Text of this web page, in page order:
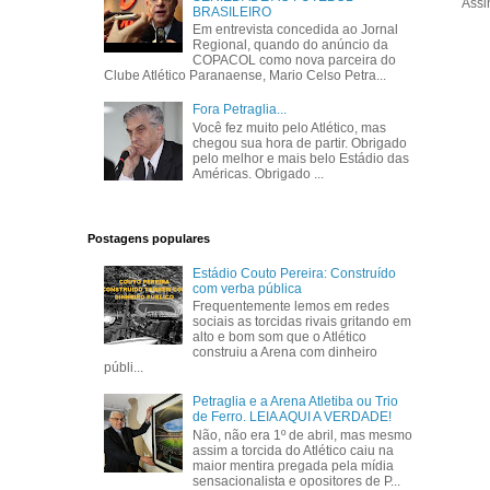
BRASILEIRO
Em entrevista concedida ao Jornal
Regional, quando do anúncio da
COPACOL como nova parceira do
Clube Atlético Paranaense, Mario Celso Petra...
Fora Petraglia...
Você fez muito pelo Atlético, mas
chegou sua hora de partir. Obrigado
pelo melhor e mais belo Estádio das
Américas. Obrigado ...
Postagens populares
Estádio Couto Pereira: Construído
com verba pública
Frequentemente lemos em redes
sociais as torcidas rivais gritando em
alto e bom som que o Atlético
construiu a Arena com dinheiro
públi...
Petraglia e a Arena Atletiba ou Trio
de Ferro. LEIA AQUI A VERDADE!
Não, não era 1º de abril, mas mesmo
assim a torcida do Atlético caiu na
maior mentira pregada pela mídia
sensacionalista e opositores de P...